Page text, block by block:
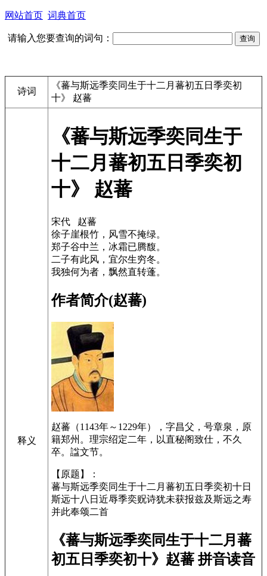
网站首页 词典首页
请输入您要查询的词句：
诗词
《蕃与斯远季奕同生于十二月蕃初五日季奕初
十》 赵蕃
释义
《蕃与斯远季奕同生于
十二月蕃初五日季奕初
十》 赵蕃
宋代 赵蕃
徐子崖根竹，风雪不掩绿。
郑子谷中兰，冰霜已腾馥。
二子有此风，宜尔生穷冬。
我独何为者，飘然直转蓬。
作者简介(赵蕃)
赵蕃（1143年～1229年），字昌父，号章泉，原
籍郑州。理宗绍定二年，以直秘阁致仕，不久
卒。諡文节。
【原题】：
蕃与斯远季奕同生于十二月蕃初五日季奕初十日
斯远十八日近辱季奕贶诗犹未获报兹及斯远之寿
并此奉颂二首
《蕃与斯远季奕同生于十二月蕃
初五日季奕初十》赵蕃 拼音读音